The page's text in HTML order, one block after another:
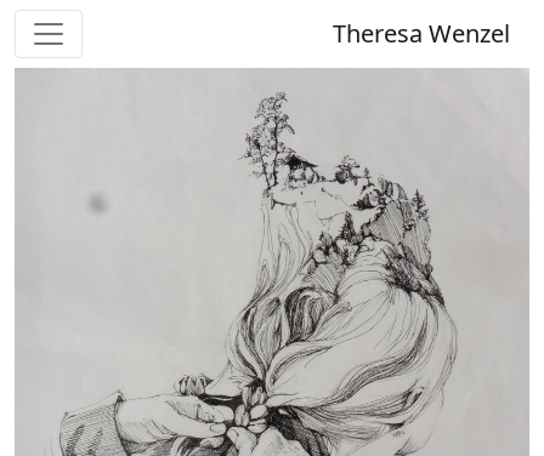
Theresa Wenzel